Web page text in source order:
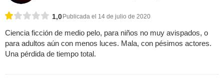
1,0 Publicada el 14 de julio de 2020
Ciencia ficción de medio pelo, para niños no muy avispados, o
para adultos aún con menos luces. Mala, con pésimos actores.
Una pérdida de tiempo total.